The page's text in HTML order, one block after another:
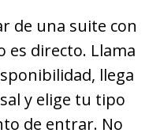
de una suite con
es directo. Llama
llega
y elige tu tipo
de entrar. No